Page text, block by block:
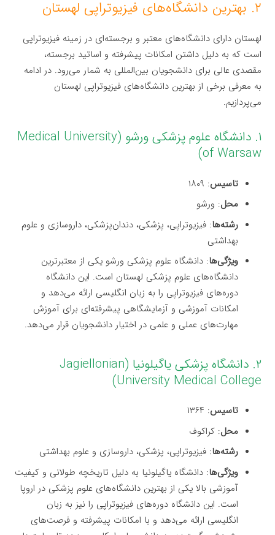
۲. بهترین دانشگاه‌های فیزیوتراپی لهستان
لهستان دارای دانشگاه‌های معتبر و برجسته‌ای در زمینه فیزیوتراپی
است که به دلیل داشتن امکانات پیشرفته و اساتید برجسته،
مقصدی عالی برای دانشجویان بین‌المللی به شمار می‌رود. در ادامه
به معرفی برخی از بهترین دانشگاه‌های فیزیوتراپی لهستان
می‌پردازیم.
۱. دانشگاه علوم پزشکی ورشو (Medical University
of Warsaw)
تاسیس: ۱۸۰۹
محل: ورشو
رشته‌ها: فیزیوتراپی، پزشکی، دندان‌پزشکی، داروسازی و علوم
بهداشتی
ویژگی‌ها: دانشگاه علوم پزشکی ورشو یکی از معتبرترین
دانشگاه‌های علوم پزشکی لهستان است. این دانشگاه
دوره‌های فیزیوتراپی را به زبان انگلیسی ارائه می‌دهد و
امکانات آموزشی و آزمایشگاهی پیشرفته‌ای برای آموزش
مهارت‌های عملی و علمی در اختیار دانشجویان قرار می‌دهد.
۲. دانشگاه پزشکی یاگیلونیا (Jagiellonian
University Medical College)
تاسیس: ۱۳۶۴
محل: کراکوف
رشته‌ها: فیزیوتراپی، پزشکی، داروسازی و علوم بهداشتی
ویژگی‌ها: دانشگاه یاگیلونیا به دلیل تاریخچه طولانی و کیفیت
آموزشی بالا یکی از بهترین دانشگاه‌های علوم پزشکی در اروپا
است. این دانشگاه دوره‌های فیزیوتراپی را نیز به زبان
انگلیسی ارائه می‌دهد و با امکانات پیشرفته و فرصت‌های